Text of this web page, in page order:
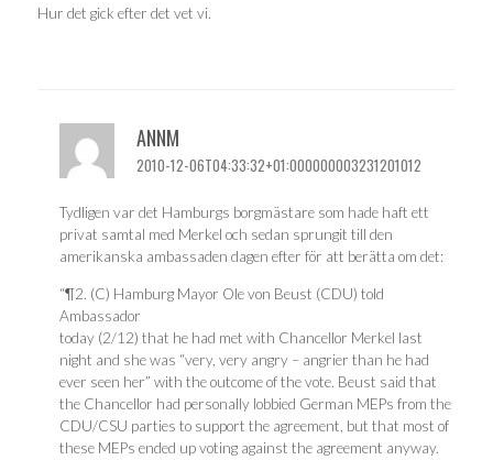
Hur det gick efter det vet vi.
ANNM
2010-12-06T04:33:32+01:000000003231201012
Tydligen var det Hamburgs borgmästare som hade haft ett
privat samtal med Merkel och sedan sprungit till den
amerikanska ambassaden dagen efter för att berätta om det:
“¶2. (C) Hamburg Mayor Ole von Beust (CDU) told
Ambassador
today (2/12) that he had met with Chancellor Merkel last
night and she was “very, very angry – angrier than he had
ever seen her” with the outcome of the vote. Beust said that
the Chancellor had personally lobbied German MEPs from the
CDU/CSU parties to support the agreement, but that most of
these MEPs ended up voting against the agreement anyway.